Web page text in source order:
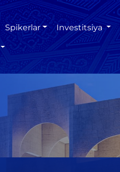
Spikerlar Investitsiya